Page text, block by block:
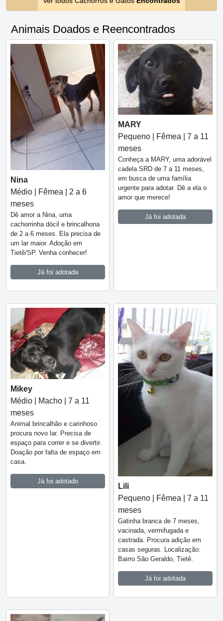
Animais Doados e Reencontrados
Nina
Médio | Fêmea | 2 a 6
meses
Dê amor a Nina, uma
cachorrinha dócil e brincalhona
de 2 a 6 meses. Ela precisa de
um lar maior. Adoção em
Tietê/SP. Venha conhecer!
Já foi adotada
MARY
Pequeno | Fêmea | 7 a 11
meses
Conheça a MARY, uma adorável
cadela SRD de 7 a 11 meses,
em busca de uma família
urgente para adotar. Dê a ela o
amor que merece!
Já foi adotada
Mikey
Médio | Macho | 7 a 11
meses
Animal brincalhão e carinhoso
procura novo lar. Precisa de
espaço para correr e se divertir.
Doação por falta de espaço em
casa.
Já foi adotado
Lili
Pequeno | Fêmea | 7 a 11
meses
Gatinha branca de 7 meses,
vacinada, vermifugada e
castrada. Procura adição em
casas seguras. Localização:
Bairro São Geraldo, Tietê.
Já foi adotada